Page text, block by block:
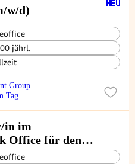
w/d)
jährl.
Group
Tag
in im
Office für den
Standort in Linz (m,w,d)